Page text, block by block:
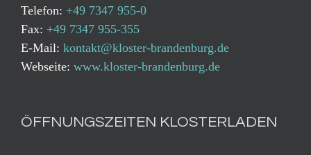
Telefon: +49 7347 955-0
Fax: +49 7347 955-355
E-Mail: kontakt@kloster-brandenburg.de
Webseite: www.kloster-brandenburg.de
ÖFFNUNGSZEITEN KLOSTERLADEN